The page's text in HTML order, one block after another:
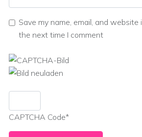
Save my name, email, and
the next time I comment
CAPTCHA Code*